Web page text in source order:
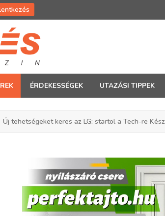
ÉRDEKESSÉGEK UTAZÁSI TIPPEK
Új tehetségeket keres az LG: startol a Tech-re Kész